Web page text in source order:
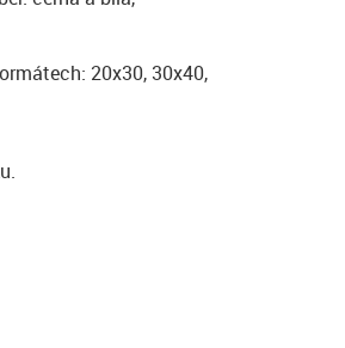
20x30, 30x40,